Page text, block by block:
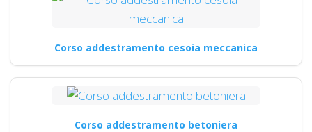
Corso addestramento cesoia meccanica
Corso addestramento betoniera